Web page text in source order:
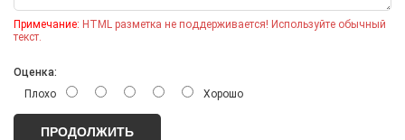
Примечание: HTML разметка не поддерживается! Используйте обычный
текст.
Оценка:
Плохо
Хорошо
ПРОДОЛЖИТЬ
Макет для нанесения*